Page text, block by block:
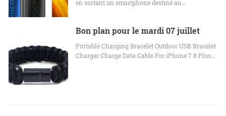
en sortant un smartphone destiné au…
Bon plan pour le mardi 07 juillet
Portable Charging Bracelet Outdoor USB Bracelet
Charger Charge Data Cable For iPhone 7 8 Plus…